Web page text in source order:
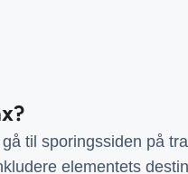
til sporingssiden på
elementets